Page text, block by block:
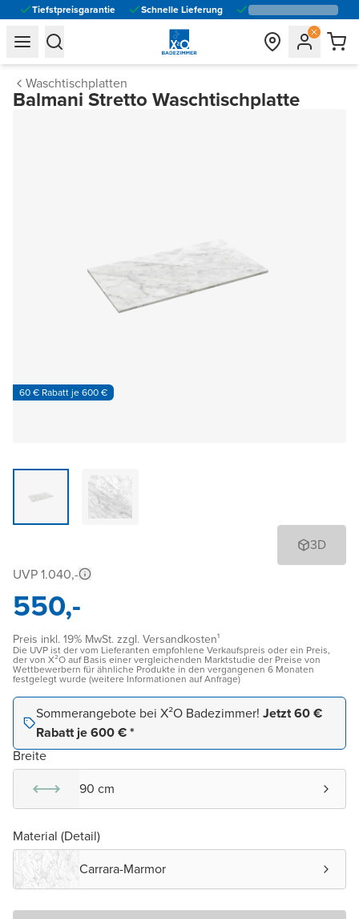
Tiefstpreisgarantie Schnelle Lieferung
general.navigation.toggle_menu.label
general.navigation.toggle_menu.label
Waschtischplatten
Balmani Stretto Waschtischplatte
60 € Rabatt je 600 €
3D
UVP 1.040,-
550,-
Preis inkl. 19% MwSt. zzgl. Versandkosten¹
Die UVP ist der vom Lieferanten empfohlene Verkaufspreis oder ein Preis,
der von X²O auf Basis einer vergleichenden Marktstudie der Preise von
Wettbewerbern für ähnliche Produkte in den vergangenen 6 Monaten
festgelegt wurde (weitere Informationen auf Anfrage)
Sommerangebote bei X²O Badezimmer! Jetzt 60 €
Rabatt je 600 € *
Breite
90 cm
Material (Detail)
Carrara-Marmor